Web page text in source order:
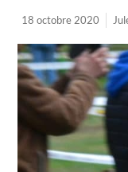
18 octobre 2020